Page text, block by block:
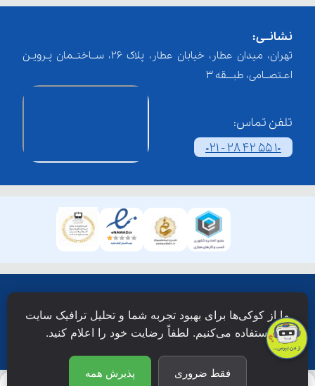
نشانــی:
تهران، میدان عطار، خیابان عطار، پلاک 26، ســاختــمان پـرویـن
اعـتصــامی، طبـــقه 3
تلفن تماس:
021 - 28 42 55 10
دانش نویان محفوظ است.
ما از کوکی‌ها برای بهبود تجربه شما و تحلیل ترافیک سایت
استفاده می‌کنیم. لطفاً رضایت خود را اعلام کنید.
فقط ضروری پذیرش همه